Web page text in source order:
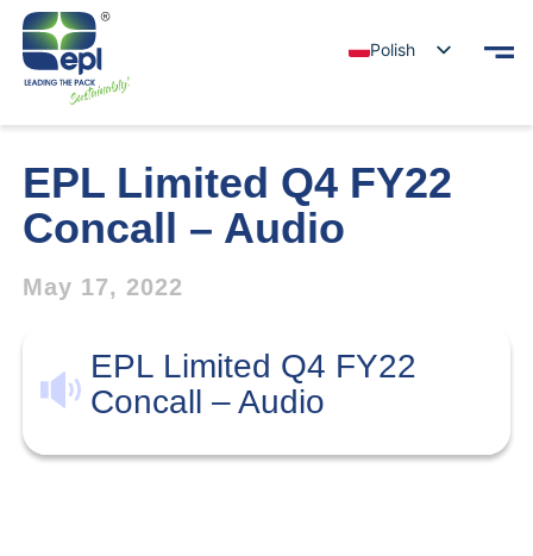
Polish
EPL Limited Q4 FY22
Concall – Audio
May 17, 2022
EPL Limited Q4 FY22
Concall – Audio